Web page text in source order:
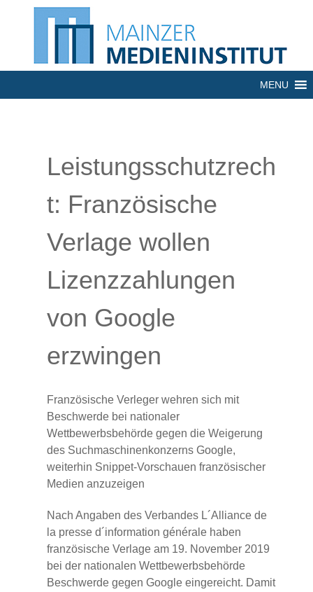
MENU
Leistungsschutzrech
t: Französische
Verlage wollen
Lizenzzahlungen
von Google
erzwingen
Französische Verleger wehren sich mit
Beschwerde bei nationaler
Wettbewerbsbehörde gegen die Weigerung
des Suchmaschinenkonzerns Google,
weiterhin Snippet-Vorschauen französischer
Medien anzuzeigen
Nach Angaben des Verbandes L´Alliance de
la presse d´information générale haben
französische Verlage am 19. November 2019
bei der nationalen Wettbewerbsbehörde
Beschwerde gegen Google eingereicht. Damit